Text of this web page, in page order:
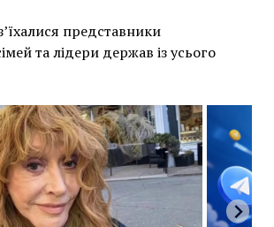
представники
та лідери держав із усього